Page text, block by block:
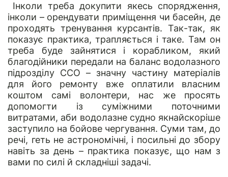
Інколи треба докупити якесь спорядження,
інколи – орендувати приміщення чи басейн, де
проходять тренування курсантів. Так-так, як
показує практика, трапляється і таке. Там он
треба буде зайнятися і корабликом, який
благодійники передали на баланс водолазного
підрозділу ССО – значну частину матеріалів
для його ремонту вже оплатили власним
коштом самі волонтери, нас же просять
допомогти із суміжними поточними
витратами, аби водолазне судно якнайскоріше
заступило на бойове чергування. Суми там, до
речі, геть не астрономічні, і посильні до збору
навіть за день – практика показує, що нам з
вами по силі й складніші задачі.